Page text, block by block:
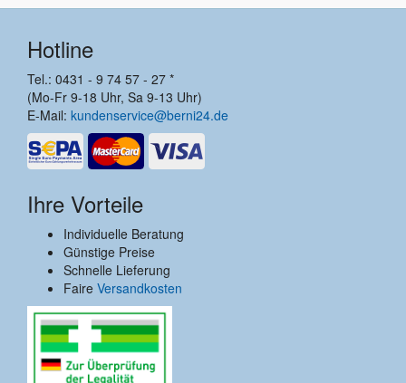
Hotline
Tel.: 0431 - 9 74 57 - 27 *
(Mo-Fr 9-18 Uhr, Sa 9-13 Uhr)
E-Mail: kundenservice@berni24.de
Ihre Vorteile
Individuelle Beratung
Günstige Preise
Schnelle Lieferung
Faire Versandkosten